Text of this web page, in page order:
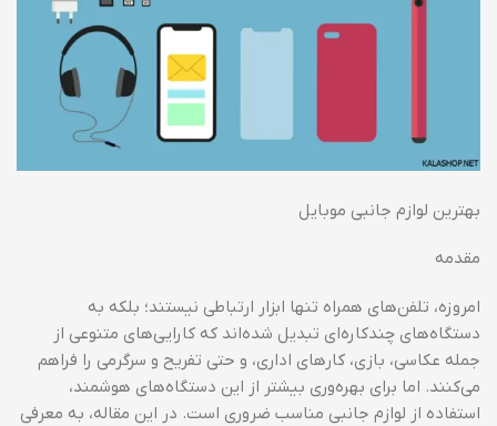
بهترین لوازم جانبی موبایل
مقدمه
امروزه، تلفن‌های همراه تنها ابزار ارتباطی نیستند؛ بلکه به
دستگاه‌های چندکاره‌ای تبدیل شده‌اند که کارایی‌های متنوعی از
جمله عکاسی، بازی، کارهای اداری، و حتی تفریح و سرگرمی را فراهم
می‌کنند. اما برای بهره‌وری بیشتر از این دستگاه‌های هوشمند،
استفاده از لوازم جانبی مناسب ضروری است. در این مقاله، به معرفی